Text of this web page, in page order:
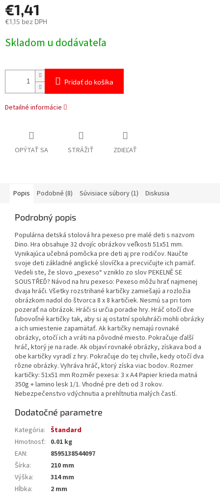
€1,41
€1,15 bez DPH
cena:
Skladom u dodávateľa
Pridať do košíka
Detailné informácie
OPÝTAŤ SA STRÁŽIŤ ZDIEĽAŤ
Popis Podobné (8) Súvisiace súbory (1) Diskusia
Podrobný popis
Populárna detská stolová hra pexeso pre malé deti s nazvom
Dino. Hra obsahuje 32 dvojíc obrázkov veľkosti 51x51 mm.
Vynikajúca učebná pomôcka pre deti aj pre rodičov. Naučte
svoje deti základné anglické slovíčka a precvičujte ich pamäť.
Vedeli ste, že slovo „pexeso“ vzniklo zo slov PEKELNĚ SE
SOUSTŘEĎ? Návod na hru pexeso: Pexeso môžu hrať najmenej
dvaja hráči. Všetky rozstrihané kartičky zamiešajú a rozložia
obrázkom nadol do štvorca 8 x 8 kartičiek. Nesmú sa pri tom
pozerať na obrázok. Hráči si určia poradie hry. Hráč otočí dve
ľubovoľné kartičky tak, aby si aj ostatní spoluhráči mohli obrázky
a ich umiestenie zapamätať. Ak kartičky nemajú rovnaké
obrázky, otočí ich a vráti na pôvodné miesto. Pokračuje ďalší
hráč, ktorý je na rade. Ak objaví rovnaké obrázky, získava bod a
obe kartičky vyradí z hry. Pokračuje do tej chvíle, kedy otočí dva
rôzne obrázky. Vyhráva hráč, ktorý získa viac bodov. Rozmer
kartičky: 51x51 mm Rozměr pexesa: 3 x A4 Papier krieda matná
350g + lamino lesk 1/1. Vhodné pre deti od 3 rokov.
Nebezpečenstvo vdýchnutia a prehĺtnutia malých častí.
Dodatočné parametre
Kategória: Štandard
Hmotnosť: 0.01 kg
EAN:
8595138544097
Šírka:
210 mm
Výška:
314 mm
Hĺbka:
2 mm